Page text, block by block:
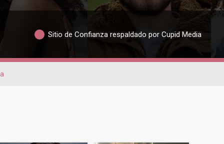
Sitio de Confianza respaldado por Cupid Media